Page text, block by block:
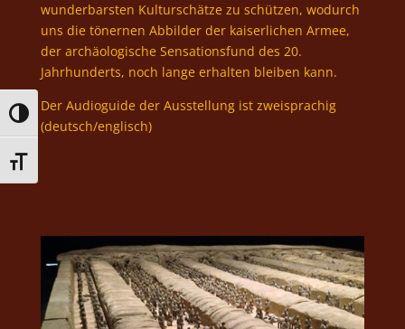
Umschalten auf hohe Kontraste
Schrift vergrößern
wunderbarsten Kulturschätze zu schützen, wodurch
uns die tönernen Abbilder der kaiserlichen Armee,
der archäologische Sensationsfund des 20.
Jahrhunderts, noch lange erhalten bleiben kann.
Der Audioguide der Ausstellung ist zweisprachig
(deutsch/englisch)